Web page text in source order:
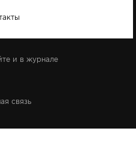
и в журнале
связь